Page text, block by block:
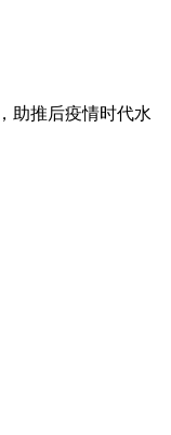
助推后疫情时代水